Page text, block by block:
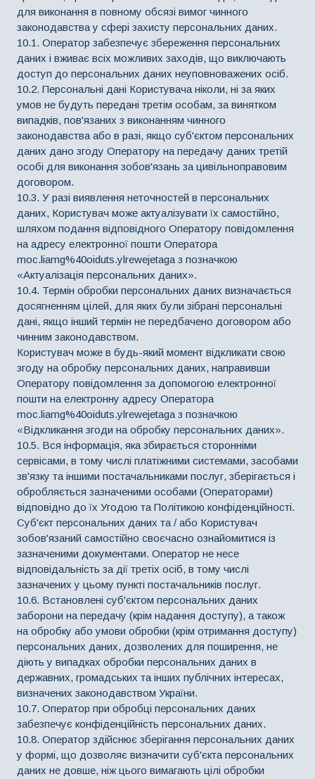
для виконання в повному обсязі вимог чинного
законодавства у сфері захисту персональних даних.
10.1. Оператор забезпечує збереження персональних
даних і вживає всіх можливих заходів, що виключають
доступ до персональних даних неуповноважених осіб.
10.2. Персональні дані Користувача ніколи, ні за яких
умов не будуть передані третім особам, за винятком
випадків, пов'язаних з виконанням чинного
законодавства або в разі, якщо суб'єктом персональних
даних дано згоду Оператору на передачу даних третій
особі для виконання зобов'язань за цивільноправовим
договором.
10.3. У разі виявлення неточностей в персональних
даних, Користувач може актуалізувати їх самостійно,
шляхом подання відповідного Оператору повідомлення
на адресу електронної пошти Оператора
moc.liamg%40oiduts.ylrewejetaga з позначкою
«Актуалізація персональних даних».
10.4. Термін обробки персональних даних визначається
досягненням цілей, для яких були зібрані персональні
дані, якщо інший термін не передбачено договором або
чинним законодавством.
Користувач може в будь-який момент відкликати свою
згоду на обробку персональних даних, направивши
Оператору повідомлення за допомогою електронної
пошти на електронну адресу Оператора
moc.liamg%40oiduts.ylrewejetaga з позначкою
«Відкликання згоди на обробку персональних даних».
10.5. Вся інформація, яка збирається сторонніми
сервісами, в тому числі платіжними системами, засобами
зв'язку та іншими постачальниками послуг, зберігається і
обробляється зазначеними особами (Операторами)
відповідно до їх Угодою та Політикою конфіденційності.
Суб'єкт персональних даних та / або Користувач
зобов'язаний самостійно своєчасно ознайомитися із
зазначеними документами. Оператор не несе
відповідальність за дії третіх осіб, в тому числі
зазначених у цьому пункті постачальників послуг.
10.6. Встановлені суб'єктом персональних даних
заборони на передачу (крім надання доступу), а також
на обробку або умови обробки (крім отримання доступу)
персональних даних, дозволених для поширення, не
діють у випадках обробки персональних даних в
державних, громадських та інших публічних інтересах,
визначених законодавством України.
10.7. Оператор при обробці персональних даних
забезпечує конфіденційність персональних даних.
10.8. Оператор здійснює зберігання персональних даних
у формі, що дозволяє визначити суб'єкта персональних
даних не довше, ніж цього вимагають цілі обробки